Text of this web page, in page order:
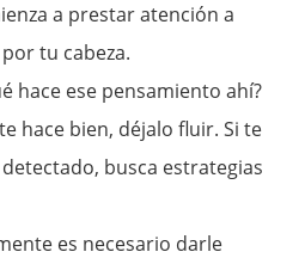
a prestar atención a
tu cabeza.
hace ese pensamiento ahí?
hace bien, déjalo fluir. Si te
busca estrategias
es necesario darle